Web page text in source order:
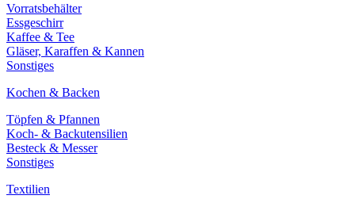
Vorratsbehälter
Essgeschirr
Kaffee & Tee
Gläser, Karaffen & Kannen
Sonstiges
Kochen & Backen
Töpfen & Pfannen
Koch- & Backutensilien
Besteck & Messer
Sonstiges
Textilien